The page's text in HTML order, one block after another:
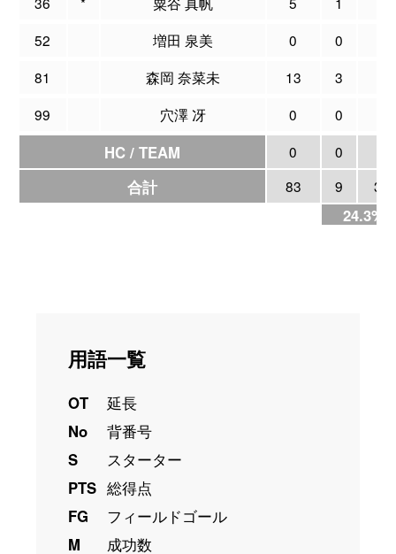
52
増田 泉美 0 0
81
森岡 奈菜未 13 3
99
穴澤 冴 0 0
HC / TEAM 0 0
合計 83 9 37
24.3%
用語一覧
OT
延長
No
背番号
S
スターター
PTS 総得点
FG
フィールドゴール
M
成功数